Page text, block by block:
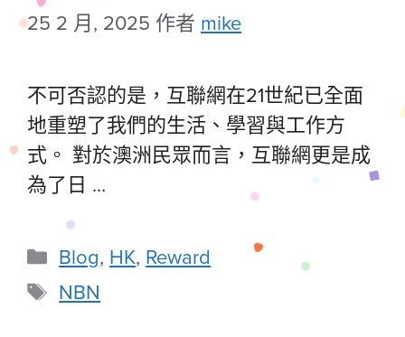
25 2 月, 2025 作者 mike
不可否認的是，互聯網在21世紀已全面
地重塑了我們的生活、學習與工作方
式。 對於澳洲民眾而言，互聯網更是成
為了日 …
Blog, HK, Reward
NBN